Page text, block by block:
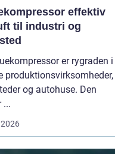
effektiv
til industri og
er rygraden i
produktionsvirksomheder,
og autohuse. Den
...